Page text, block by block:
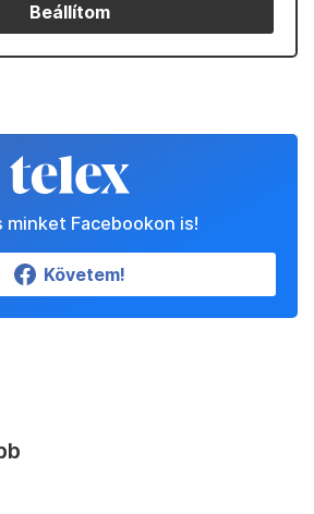
Beállítom
minket Facebookon is!
Követem!